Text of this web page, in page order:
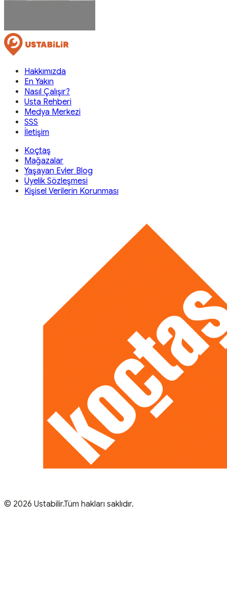
Hakkımızda
En Yakın
Nasıl Çalışır?
Usta Rehberi
Medya Merkezi
SSS
İletişim
Koçtaş
Mağazalar
Yaşayan Evler Blog
Üyelik Sözleşmesi
Kişisel Verilerin Korunması
© 2026 Ustabilir.Tüm hakları saklıdır.